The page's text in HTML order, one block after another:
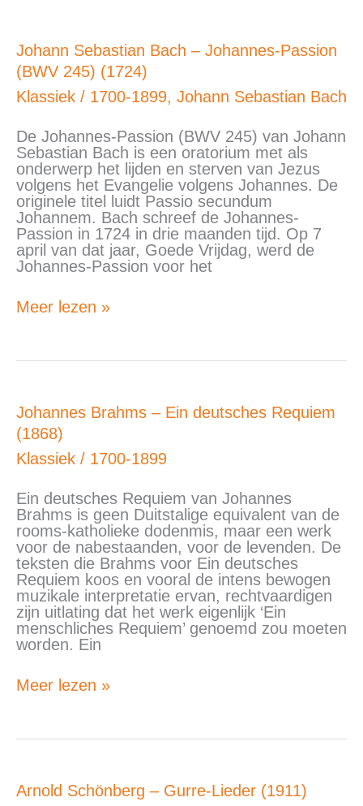
Johann Sebastian Bach – Johannes-Passion
(BWV 245) (1724)
Klassiek / 1700-1899, Johann Sebastian Bach
De Johannes-Passion (BWV 245) van Johann
Sebastian Bach is een oratorium met als
onderwerp het lijden en sterven van Jezus
volgens het Evangelie volgens Johannes. De
originele titel luidt Passio secundum
Johannem. Bach schreef de Johannes-
Passion in 1724 in drie maanden tijd. Op 7
april van dat jaar, Goede Vrijdag, werd de
Johannes-Passion voor het
Johann
Sebastian
Bach
–
Passion
(BWV
245)
(1724)
Meer lezen »
Johannes Brahms – Ein deutsches Requiem
(1868)
Klassiek / 1700-1899
Ein deutsches Requiem van Johannes
Brahms is geen Duitstalige equivalent van de
rooms-katholieke dodenmis, maar een werk
voor de nabestaanden, voor de levenden. De
teksten die Brahms voor Ein deutsches
Requiem koos en vooral de intens bewogen
muzikale interpretatie ervan, rechtvaardigen
zijn uitlating dat het werk eigenlijk ‘Ein
menschliches Requiem’ genoemd zou moeten
worden. Ein
Johannes
Brahms
–
Ein
Requiem
(1868)
Meer lezen »
Arnold Schönberg – Gurre-Lieder (1911)
Arnold